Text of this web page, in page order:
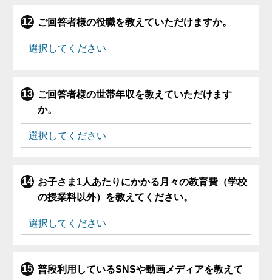
ご回答者様の役職を教えていただけますか。
ご回答者様の世帯年収を教えていただけます
か。
お子さま1人あたりにかかる月々の教育費（学校
の授業料以外）を教えてください。
普段利用しているSNSや動画メディアを教えて